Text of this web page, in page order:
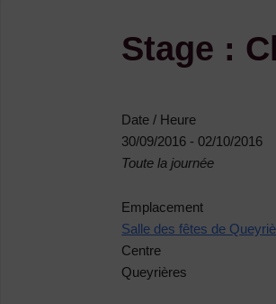
Stage :
Date / Heure
30/09/2016 - 02/10/2016
Toute la journée
Emplacement
Salle des fêtes de
Centre
Queyrières